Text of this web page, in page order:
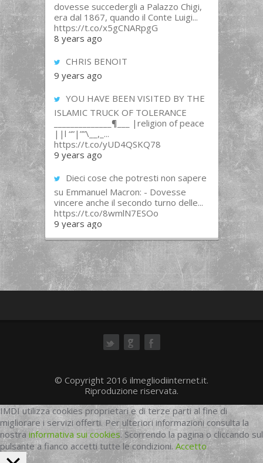
dovesse succedergli a Palazzo Chigi,
era dal 1867, quando il Conte Luigi...
https://t.co/x5gCNARpgG
8 years ago
CHRIS BENOIT
9 years ago
YOU HAVE BEEN VISITED BY THE
ISLAMIC TRUCK OF TOLERANCE
______________¶___ |religion of peace
||l “”|””\__,_...
https://t.co/yUD4QSKQ78
9 years ago
Dieci cose che potresti non sapere
su Emmanuel Macron: - Dovesse
vincere anche il secondo turno delle...
https://t.co/8wmlN7ESOo
9 years ago
© Copyright 2016 ilmegliodiinternet.it.
Riproduzione riservata.
IMDI utilizza cookies proprietari e di terze parti al fine di
migliorare i servizi offerti. Per ulteriori informazioni consulta la
nostra informativa sui cookies. Scorrendo la pagina o cliccando sul
pulsante a fianco accetti tutte le condizioni. Accetto